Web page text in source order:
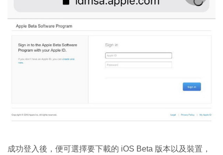
成功登入後，便可選擇要下載的 iOS Beta 版本以及裝置，